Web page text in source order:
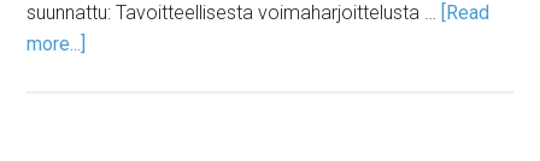
suunnattu: Tavoitteellisesta voimaharjoittelusta … [Read
more...]